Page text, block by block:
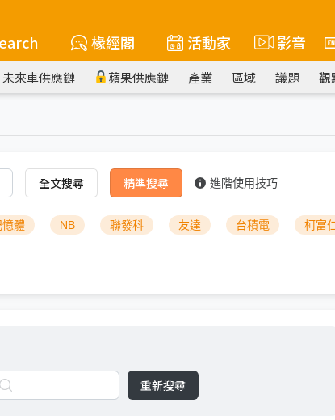
椽經閣 活動家 影音
未來車供應鏈 蘋果供應鏈 產業 區域 議題 觀
全文搜尋 精準搜尋 進階使用技巧
憶體 NB 聯發科 友達 台積電 柯富
重新搜尋